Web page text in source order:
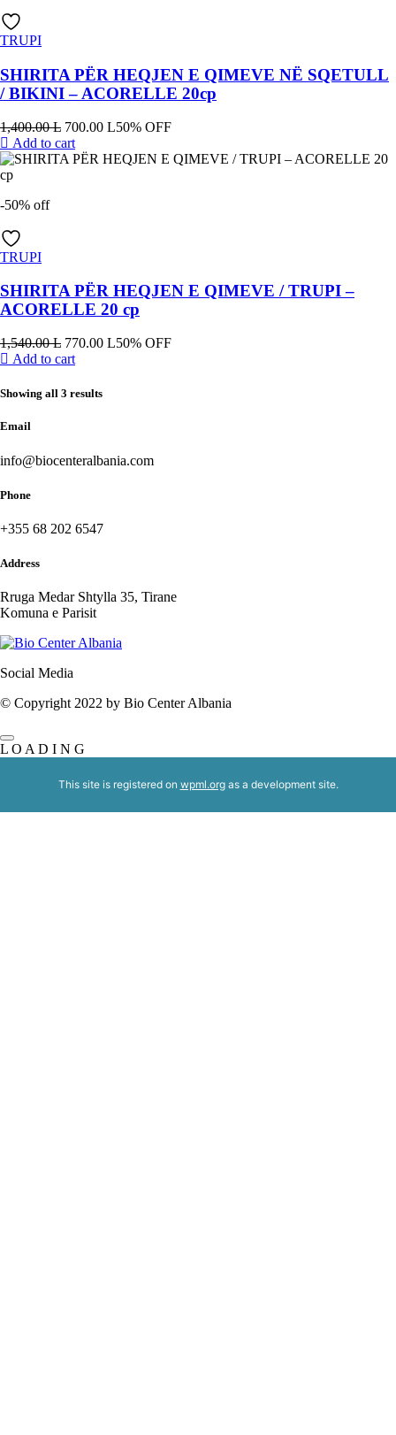
TRUPI
SHIRITA PËR HEQJEN E QIMEVE NË SQETULL
/ BIKINI – ACORELLE 20cp
1,400.00L 700.00 L50% OFF
Add to cart
-50% off
TRUPI
SHIRITA PËR HEQJEN E QIMEVE / TRUPI –
ACORELLE 20 cp
1,540.00L 770.00 L50% OFF
Add to cart
Showing all 3 results
Email
info@biocenteralbania.com
Phone
+355 68 202 6547
Address
Rruga Medar Shtylla 35, Tirane
Komuna e Parisit
Social Media
© Copyright 2022 by Bio Center Albania
L O A D I N G
This site is registered on wpml.orgas a development site.